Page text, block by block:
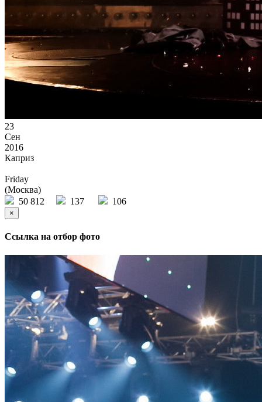
23
Сен
2016
Каприз
Friday
(Москва)
50 812
137 106
×
Ссылка на отбор фото